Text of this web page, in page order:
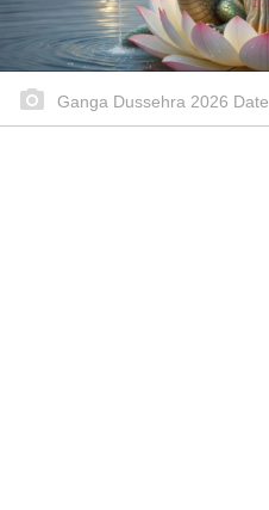
Ganga Dussehra 2026 Date